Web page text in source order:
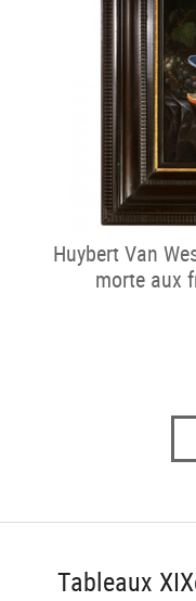
Huybert Van
morte aux
Tableaux